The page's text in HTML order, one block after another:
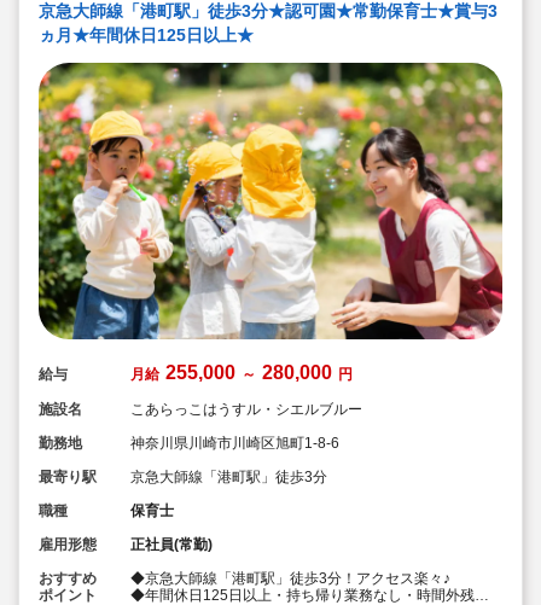
京急大師線「港町駅」徒歩3分★認可園★常勤保育士★賞与3
ヵ月★年間休日125日以上★
給与 月給 255,000 ～ 280,000 円
施設名
こあらっこはうすル・シエルブルー
勤務地
神奈川県川崎市川崎区旭町1-8-6
最寄り駅
京急大師線「港町駅」徒歩3分
職種
保育士
雇用形態
正社員(常勤)
おすすめ
ポイント
◆京急大師線「港町駅」徒歩3分！アクセス楽々♪
◆年間休日125日以上・持ち帰り業務なし・時間外残業